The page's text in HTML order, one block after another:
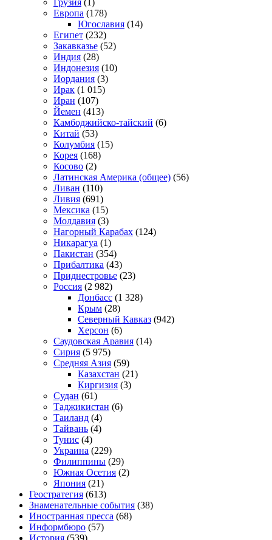
Грузия (1)
Европа (178)
Югославия (14)
Египет (232)
Закавказье (52)
Индия (28)
Индонезия (10)
Иордания (3)
Ирак (1 015)
Иран (107)
Йемен (413)
Камбоджийско-тайский (6)
Китай (53)
Колумбия (15)
Корея (168)
Косово (2)
Латинская Америка (общее) (56)
Ливан (110)
Ливия (691)
Мексика (15)
Молдавия (3)
Нагорный Карабах (124)
Никарагуа (1)
Пакистан (354)
Прибалтика (43)
Приднестровье (23)
Россия (2 982)
Донбасс (1 328)
Крым (28)
Северный Кавказ (942)
Херсон (6)
Саудовская Аравия (14)
Сирия (5 975)
Средняя Азия (59)
Казахстан (21)
Киргизия (3)
Судан (61)
Таджикистан (6)
Таиланд (4)
Тайвань (4)
Тунис (4)
Украина (229)
Филиппины (29)
Южная Осетия (2)
Япония (21)
Геостратегия (613)
Знаменательные события (38)
Иностранная пресса (68)
Информбюро (57)